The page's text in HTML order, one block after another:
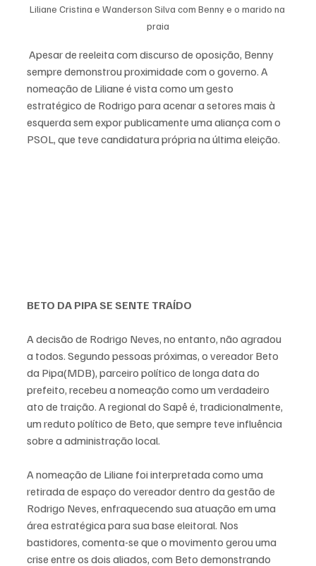
Liliane Cristina e Wanderson Silva com Benny e o marido na
praia
sempre demonstrou proximidade com o governo. A
nomeação de Liliane é vista como um gesto
estratégico de Rodrigo para acenar a setores mais à
esquerda sem expor publicamente uma aliança com o
PSOL, que teve candidatura própria na última eleição.
BETO DA PIPA SE SENTE TRAÍDO
A decisão de Rodrigo Neves, no entanto, não agradou
a todos. Segundo pessoas próximas, o vereador Beto
da Pipa(MDB), parceiro político de longa data do
prefeito, recebeu a nomeação como um verdadeiro
ato de traição. A regional do Sapê é, tradicionalmente,
um reduto político de Beto, que sempre teve influência
sobre a administração local.
A nomeação de Liliane foi interpretada como uma
retirada de espaço do vereador dentro da gestão de
Rodrigo Neves, enfraquecendo sua atuação em uma
área estratégica para sua base eleitoral. Nos
bastidores, comenta-se que o movimento gerou uma
crise entre os dois aliados, com Beto demonstrando